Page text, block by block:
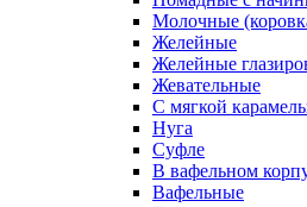
Молочные
Желейные
Желейные
Жевательные
С мягкой
Нуга
Суфле
В вафельном
Вафельные